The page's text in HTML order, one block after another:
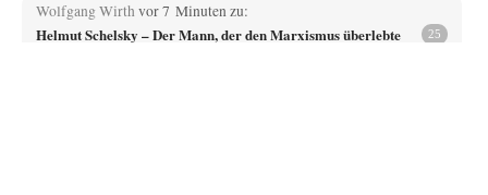
Wolfgang Wirthvor 7 Minuten zu:
Helmut Schelsky – Der Mann, der den Marxismus überlebte 25